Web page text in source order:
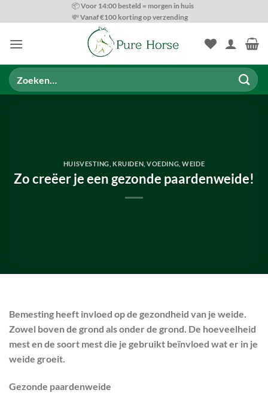
naar
📦 Voor 14:00 besteld = morgen in huis
💸 Vanaf €100 korting op verzending
Zoeken
naar:
HUISVESTING ,KRUIDEN ,VOEDING ,WEIDE
Zo creëer je een gezonde paardenweide!
Bemesting heeft invloed op de gezondheid van je weide.
Zowel boven de grond als onder de grond. De hoeveelheid
mest en de soort mest die je gebruikt beïnvloed wat er in je
weide groeit.
Gezonde paardenweide